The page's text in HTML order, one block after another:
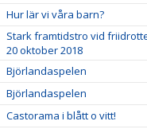
Hur lär vi våra barn?
Stark framtidstro vid
20 oktober 2018
Björlandaspelen
Björlandaspelen
Castorama i blått o vitt!